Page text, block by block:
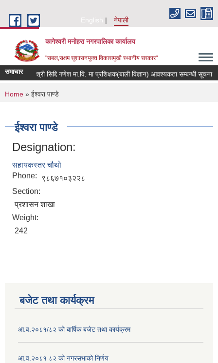
English
नेपाली
कागेश्वरी मनोहरा नगरपालिका कार्यालय
"सबल,सक्षम सुशासनयुक्त विकासमुखी स्थानीय सरकार"
समाचारश्री सिद्दि गणेश मा.वि. मा प्रशिक्षक(बाली विज्ञान) आवश्यकता सम्बन्धी सूचना
You are here
Home » ईश्वरा पाण्डे
ईश्वरा पाण्डे
Designation:
सहायकस्तर चौथो
Phone:
९८६७१०३२२८
Section:
प्रशासन शाखा
Weight:
242
बजेट तथा कार्यक्रम
आ.व.२०८१/८२ को बार्षिक बजेट तथा कार्यक्रम
आ.व.२०८१ ८२ को नगरसभाको निर्णय